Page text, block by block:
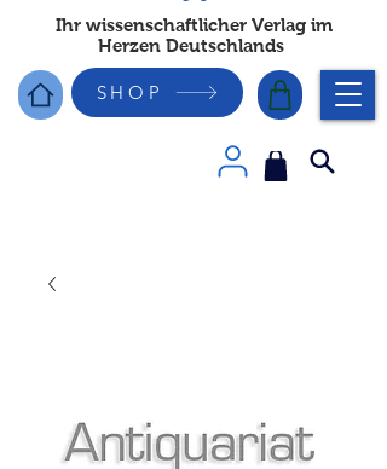
Ihr wissenschaftlicher Verlag im
Herzen Deutschlands
SHOP